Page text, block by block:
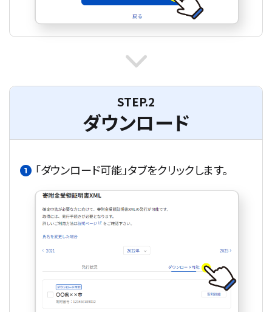
STEP.2
ダウンロード
「ダウンロード可能」タブをクリックします。